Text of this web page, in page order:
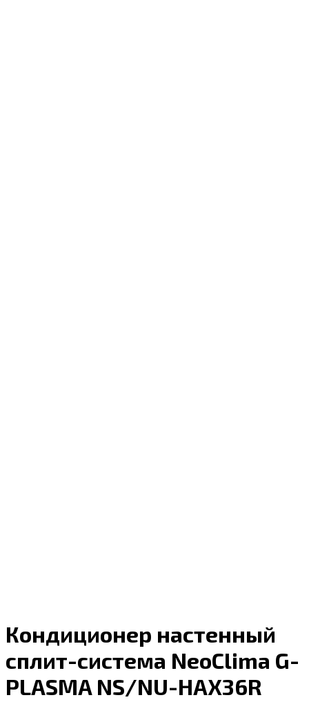
Кондиционер настенный
сплит-система NeoClima G-
PLASMA NS/NU-HAX36R